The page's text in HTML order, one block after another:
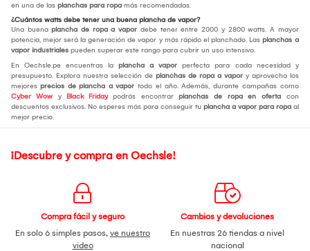
en una de las planchas para ropa más recomendadas.
¿Cuántos watts debe tener una buena plancha de vapor?
Una buena plancha de ropa a vapor debe tener entre 2000 y 2800 watts. A mayor
potencia, mejor será la generación de vapor y más rápido el planchado. Las planchas a
vapor industriales pueden superar este rango para cubrir un uso intensivo.
En Oechsle.pe encuentras la plancha a vapor perfecta para cada necesidad y
presupuesto. Explora nuestra selección de planchas de ropa a vapor y aprovecha los
mejores precios de plancha a vapor todo el año. Además, durante campañas como
Cyber Wow y Black Fridaypodrás encontrar planchas de ropa en oferta con
descuentos exclusivos. No esperes más para conseguir tu plancha a vapor para ropa al
mejor precio.
¡Descubre y compra en Oechsle!
Compra fácil y seguro
En solo 6 simples pasos, ve nuestro
video
Cambios y devoluciones
En nuestras 26 tiendas a nivel
nacional